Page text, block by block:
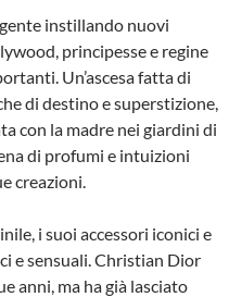
instillando nuovi
principesse e regine
Un’ascesa fatta di
di destino e superstizione,
con la madre nei giardini di
di profumi e intuizioni
creazioni.
i suoi accessori iconici e
e sensuali. Christian Dior
anni, ma ha già lasciato